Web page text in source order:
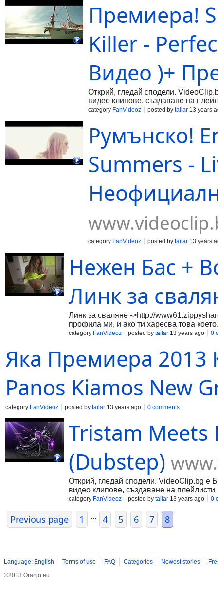
Премиера!
Killer -
Видео )+
Открий, гледай сподели.
видео клипове, създаване на
category FanVideoz posted by tailar 13 years
Румънско!
Summers -
category FanVideoz posted by tailar 13 years
Нежен Бас +
Линк за
Линк за сваляне ->http://
профила ми, и ако ти харесва това
category FanVideoz posted by tailar 13 years ago 0
Яка Премиера 2013
Panos Kiamos New
category FanVideoz posted by tailar 13 years ago 0 comments
Tristam Meets
(Dubstep)
Открий, гледай сподели. VideoClip.bg е
видео клипове, създаване на плейлисти
category FanVideoz posted by tailar 13 years ago 0
Previous page 1 ... 4 5 6 7 8
Language: English Terms of use FAQ Categories Newest stories
©2013 Oranjo.eu